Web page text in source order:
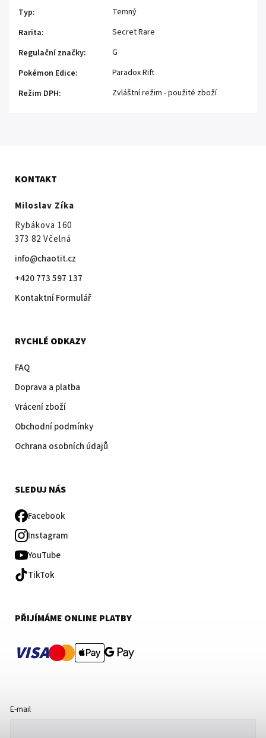
Typ:
Temný
Rarita:
Secret Rare
Regulační značky:
G
Pokémon Edice:
Paradox Rift
Režim DPH: Zvláštní režim - použité zboží
KONTAKT
Miloslav Zíka
Rybákova 160
373 82 Včelná
info@chaotit.cz
+420 773 597 137
Kontaktní Formulář
RYCHLÉ ODKAZY
FAQ
Doprava a platba
Vrácení zboží
Obchodní podmínky
Ochrana osobních údajů
SLEDUJ NÁS
Facebook
Instagram
YouTube
TikTok
PŘIJÍMÁME ONLINE PLATBY
VISA
E-mail